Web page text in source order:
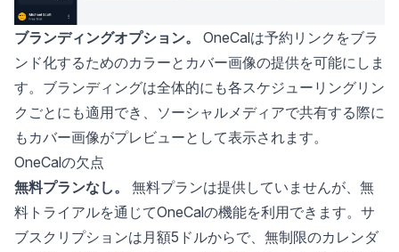
ブランディングオプション。
OneCalは予約リンクをブラ
ンド化するためのカラーとカバー画像の提供を可能にしま
す。ブランディングは全体的にも各スケジューリングリン
クごとにも適用でき、ソーシャルメディアで共有する際に
もカバー画像がプレビューとして表示されます。
OneCalの欠点
無料プランなし。
無料プランは提供していませんが、無
料トライアルを通じてOneCalの機能を利用できます。サ
ブスクリプションは月額5ドルからで、無制限のカレンダ